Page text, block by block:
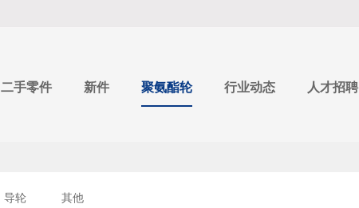
二手零件 新件 聚氨酯轮 行业动态 人才招聘
导轮 其他